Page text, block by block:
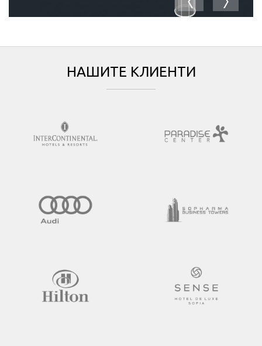
НАШИТЕ КЛИЕНТИ